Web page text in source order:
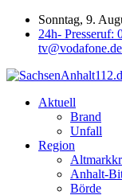
Sonntag, 9.
24h- Presseruf:
tv@vodafone.de
Aktuell
Brand
Unfall
Region
Anhalt-
Börde